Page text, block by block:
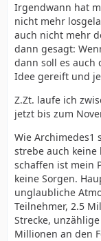
Irgendwann hat
nicht mehr
auch nicht mehr
dann gesagt:
dann soll es auch
Idee gereift und
Z.Zt. laufe ich
jetzt bis zum
Wie Archimedes1
strebe auch keine
schaffen ist mein
keine Sorgen.
unglaubliche
Teilnehmer, 2.5
Strecke,
Millionen an den